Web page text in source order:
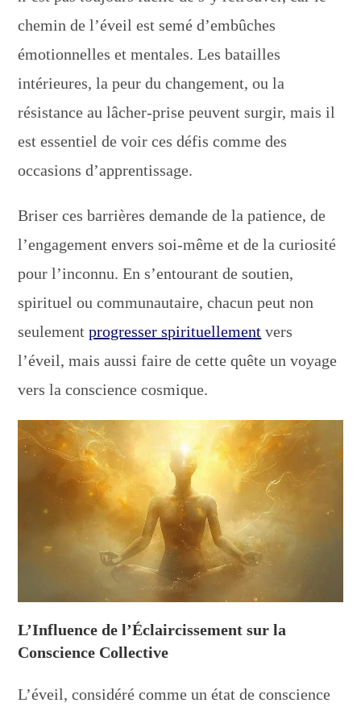
chemin de l’éveil est semé d’embûches
émotionnelles et mentales. Les batailles
intérieures, la peur du changement, ou la
résistance au lâcher-prise peuvent surgir, mais il
est essentiel de voir ces défis comme des
occasions d’apprentissage.
Briser ces barrières demande de la patience, de
l’engagement envers soi-même et de la curiosité
pour l’inconnu. En s’entourant de soutien,
spirituel ou communautaire, chacun peut non
seulementprogresser spirituellement vers
l’éveil, mais aussi faire de cette quête un voyage
vers la conscience cosmique.
L’Influence de l’Éclaircissement sur la
Conscience Collective
L’éveil, considéré comme un état de conscience